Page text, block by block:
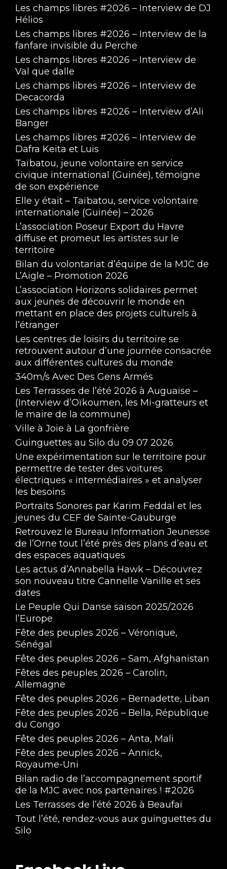
Les champs libres #2026 – Interview de DJ
Hélios
Les champs libres #2026 – Interview de la
fanfare invisible du Perche
Les champs libres #2026 – Interview de
Val que dalle
Les champs libres #2026 – Interview de
Decacorda
Les champs libres #2026 – Interview d’Ali
Banger
Les champs libres #2026 – Interview de
Dafra Keita et Luis
Taïbatou, jeune volontaire en service
civique international (Guinée), témoigne
de son expérience
Elle y était – Taïbatou, service volontaire
internationale (Guinée) – 2026
L’association Poseur Export du Havre
diffuse et promeut les artistes sur le
territoire
Bilan du volontariat d’équipe de la MJC de
L’Aigle – Promotion 2026
L’association Horizons solidaires permet
aux jeunes de découvrir le monde en
mettant en place des projets culturels à
l’étranger
Les centres de loisirs du territoire se
retrouvent autour d’une journée consacrée
aux différentes cultures du monde
340m/s Avec Des Gens Armés
Les Terrasses de l’été 2026 à Auguaise –
(Interview d’Oïkoumen, les Mi-gratteurs et
le maire de la commune)
Ville à Joie à La gonfrière
Guinguettes au Silo du 09 07 2026
Une expérimentation sur le territoire pour
permettre de tester des voitures
électriques « intermédiaires » et analyser
les besoins
Portraits Sonores par Karim Feddal et les
jeunes du CEF de Sainte-Gauburge
Retrouvez le Bureau Information Jeunesse
de l’Orne tout l’été près des plans d’eau et
des espaces aquatiques
Les actus d’Annabella Hawk – Découvrez
son nouveau titre Cannelle Vanille et ses
dates
Le Peuple Qui Danse saison 2025/2026
l’Europe
Fête des peuples 2026 – Véronique,
Sénégal
Fête des peuples 2026 – Sam, Afghanistan
Fêtes des peuples 2026 – Carolin,
Allemagne
Fête des peuples 2026 – Bernadette, Liban
Fête des peuples 2026 – Bella, République
du Congo
Fête des peuples 2026 – Anta, Mali
Fête des peuples 2026 – Annick,
Royaume-Uni
Bilan radio de l’accompagnement sportif
de la MJC avec nos partenaires ! #2026
Les Terrasses de l’été 2026 à Beaufai
Tout l’été, rendez-vous aux guinguettes du
Silo